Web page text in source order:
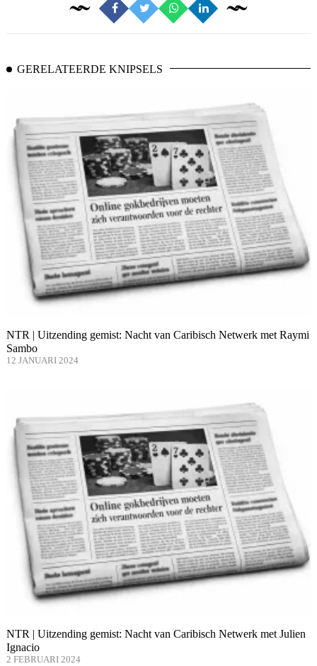
GERELATEERDE KNIPSELS
NTR | Uitzending gemist: Nacht van Caribisch Netwerk met Raymi
Sambo
12 JANUARI 2024
NTR | Uitzending gemist: Nacht van Caribisch Netwerk met Julien
Ignacio
2 FEBRUARI 2024